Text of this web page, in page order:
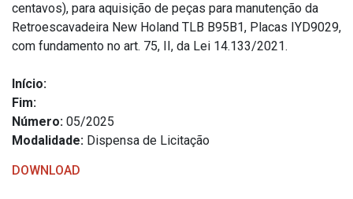
centavos), para aquisição de peças para manutenção da
Retroescavadeira New Holand TLB B95B1, Placas IYD9029,
com fundamento no art. 75, II, da Lei 14.133/2021.
Início:
Fim:
Número: 05/2025
Modalidade: Dispensa de Licitação
DOWNLOAD